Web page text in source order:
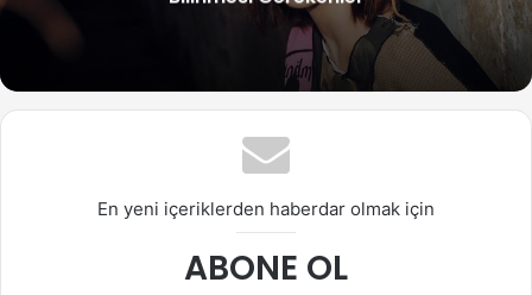
En yeni içeriklerden haberdar olmak için
ABONE OL